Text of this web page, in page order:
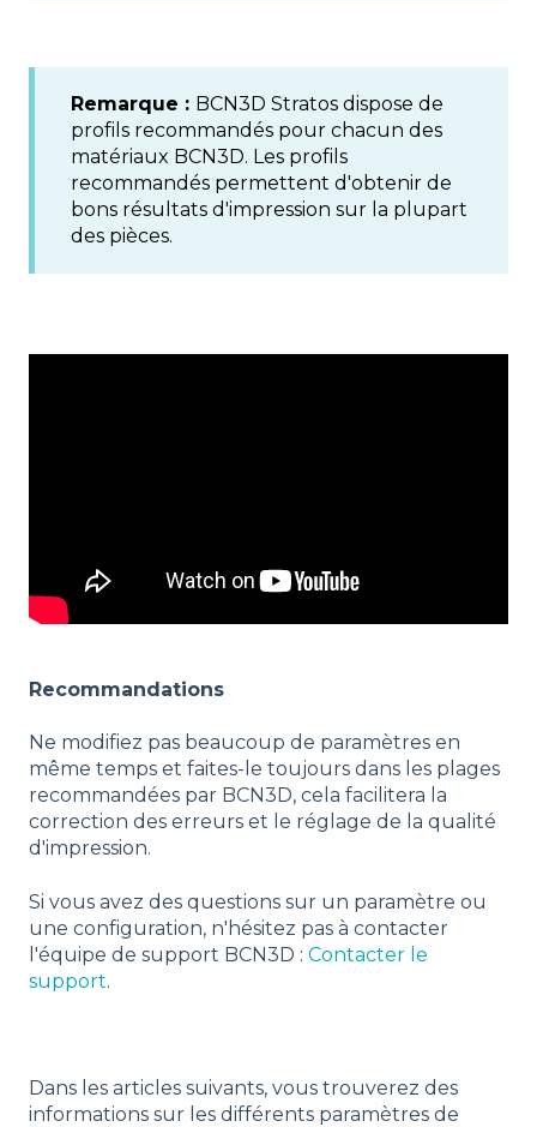
Remarque : BCN3D Stratos dispose de
profils recommandés pour chacun des
matériaux BCN3D. Les profils
recommandés permettent d'obtenir de
bons résultats d'impression sur la plupart
des pièces.
Recommandations
Ne modifiez pas beaucoup de paramètres en
même temps et faites-le toujours dans les plages
recommandées par BCN3D, cela facilitera la
correction des erreurs et le réglage de la qualité
d'impression.
Si vous avez des questions sur un paramètre ou
une configuration, n'hésitez pas à contacter
l'équipe de support BCN3D : Contacter le
support.
Dans les articles suivants, vous trouverez des
informations sur les différents paramètres de